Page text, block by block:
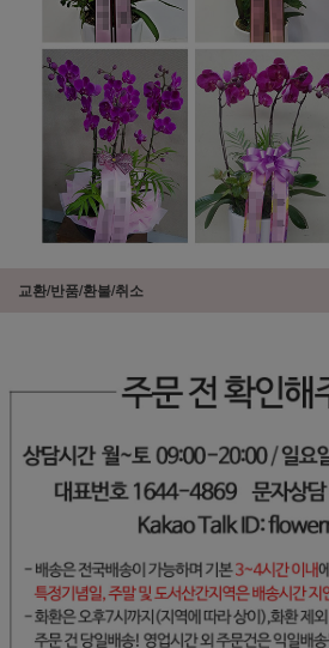
교환/반품/환불/취소